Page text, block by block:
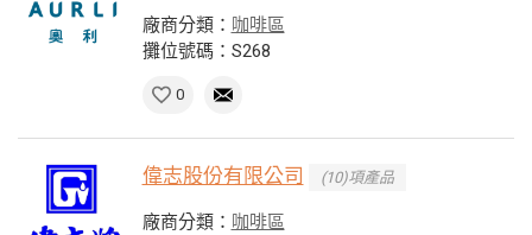
廠商分類： 咖啡區
攤位號碼：S268
0
偉志股份有限公司 (10)項產品
廠商分類： 咖啡區